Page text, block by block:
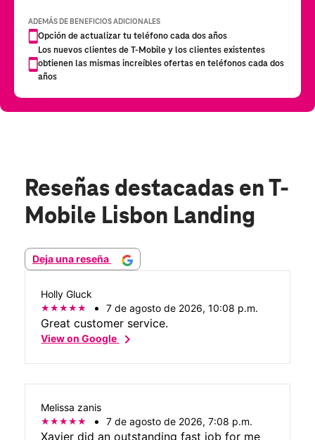
Reseñas destacadas en T-
Mobile Lisbon Landing
Deja una reseña
Holly Gluck
7 de agosto de 2026, 10:08 p.m.
Great customer service.
View on Googlechevron_right
Melissa zanis
7 de agosto de 2026, 7:08 p.m.
Xavier did an outstanding fast job for me